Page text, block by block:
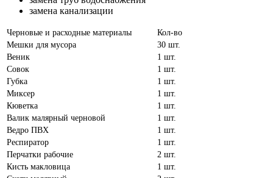
замена канализации
Черновые и расходные материалы
Кол-во
Мешки для мусора
30 шт.
Веник
1 шт.
Совок
1 шт.
Губка
1 шт.
Миксер
1 шт.
Кюветка
1 шт.
Валик малярный черновой
1 шт.
Ведро ПВХ
1 шт.
Респиратор
1 шт.
Перчатки рабочие
2 шт.
Кисть макловица
1 шт.